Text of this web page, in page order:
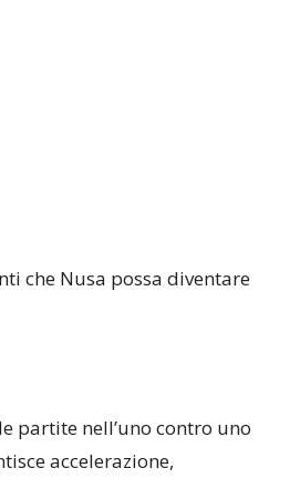
che Nusa possa diventare
partite nell’uno contro uno
accelerazione,